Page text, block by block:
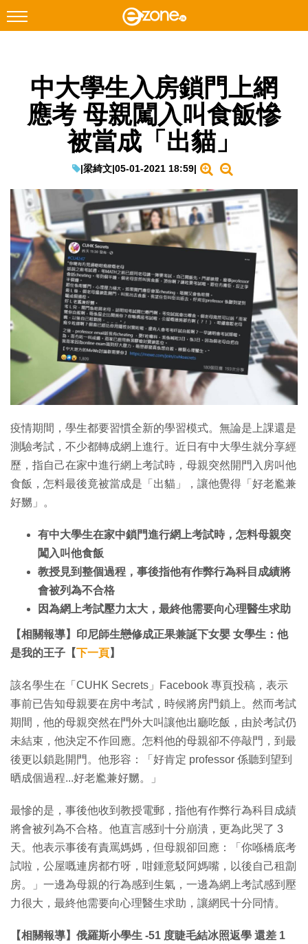
Facebook Instagram
科技焦點
教學評測
EduTech
IT Times
生成式AI與雲端應用
Enterprise Digital Transformation
特集
中大學生入房鎖門上網
應考 母親闖入叫食飯慘
被當成「出貓」
|梁綺文|05-01-2021 18:59|
疫情期間，學生都要習慣全新的學習模式。無論是上課還是
測驗考試，不少都轉成網上進行。近日有中大學生就分享經
歷，指自己在家中進行網上考試時，母親突然開門入房叫他
食飯，怎料最後竟被當成是「出貓」，讓他覺得「好老尷兼
好嬲」。
有中大學生在家中鎖門進行網上考試時，怎料母親突
闖入叫他食飯
教授見到整個過程，事後指他有作弊行為科目成績將
會被列為不合格
因為網上考試壓力太大，最終他需要向心理醫生求助
【相關報導】印尼師生戀修成正果兼誕下女嬰 女學生：他
是我的王子【下一頁】
該名學生在「CUHK Secrets」Facebook 專頁投稿，表示
事前已告知母親要在房中考試，時候將房門鎖上。然而考試
期間，他的母親突然在門外大叫讓他出廳吃飯，由於考試仍
未結束，他決定不作回應。怎料他的母親卻不停敲門，到最
後更以鎖匙開門。他形容：「好肯定 professor 係聽到望到
晒成個過程...好老尷兼好嬲。」
最慘的是，事後他收到教授電郵，指他有作弊行為科目成績
將會被列為不合格。他直言感到十分崩潰，更為此哭了 3
天。他表示事後有責罵媽媽，但母親卻回應：「你喺橋底考
試啦，公屋嘅連房都冇呀，咁鍾意駁阿媽嘴，以後自己租劏
房。」一邊為母親的行為感到生氣，一邊為網上考試感到壓
力很大，最終他需要向心理醫生求助，讓網民十分同情。
【相關報導】俄羅斯小學生 -51 度睫毛結冰照返學 還差 1